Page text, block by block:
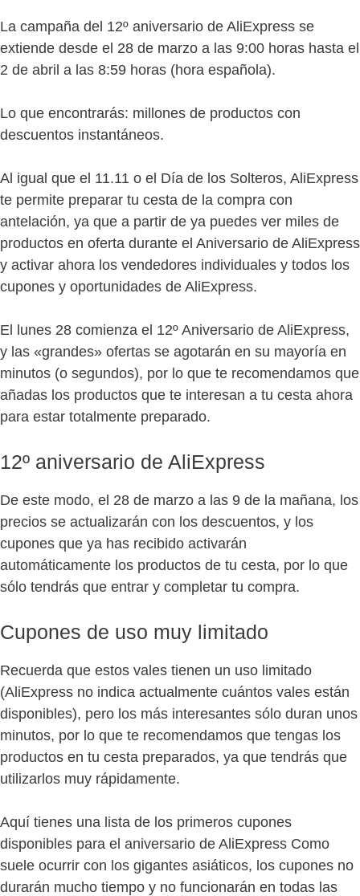
La campaña del 12º aniversario de AliExpress se
extiende desde el 28 de marzo a las 9:00 horas hasta el
2 de abril a las 8:59 horas (hora española).
Lo que encontrarás: millones de productos con
descuentos instantáneos.
Al igual que el 11.11 o el Día de los Solteros, AliExpress
te permite preparar tu cesta de la compra con
antelación, ya que a partir de ya puedes ver miles de
productos en oferta durante el Aniversario de AliExpress
y activar ahora los vendedores individuales y todos los
cupones y oportunidades de AliExpress.
El lunes 28 comienza el 12º Aniversario de AliExpress,
y las «grandes» ofertas se agotarán en su mayoría en
minutos (o segundos), por lo que te recomendamos que
añadas los productos que te interesan a tu cesta ahora
para estar totalmente preparado.
12º aniversario de AliExpress
De este modo, el 28 de marzo a las 9 de la mañana, los
precios se actualizarán con los descuentos, y los
cupones que ya has recibido activarán
automáticamente los productos de tu cesta, por lo que
sólo tendrás que entrar y completar tu compra.
Cupones de uso muy limitado
Recuerda que estos vales tienen un uso limitado
(AliExpress no indica actualmente cuántos vales están
disponibles), pero los más interesantes sólo duran unos
minutos, por lo que te recomendamos que tengas los
productos en tu cesta preparados, ya que tendrás que
utilizarlos muy rápidamente.
Aquí tienes una lista de los primeros cupones
disponibles para el aniversario de AliExpress Como
suele ocurrir con los gigantes asiáticos, los cupones no
durarán mucho tiempo y no funcionarán en todas las